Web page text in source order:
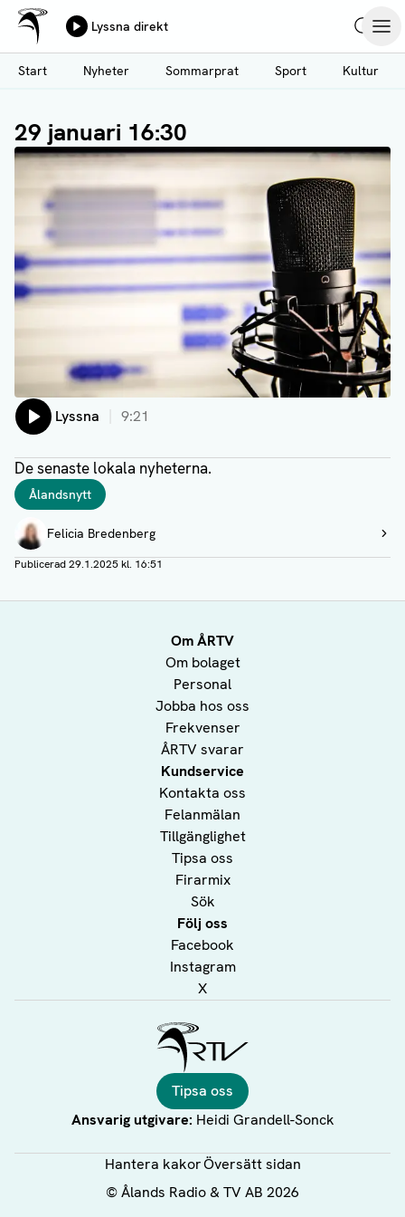
Hoppa
till
huvudinnehåll
Ålands Radio & TV
Lyssna direkt
Start
Nyheter Sommarprat Sport Kultur
29 januari 16:30
Lyssna 9:21
De senaste lokala nyheterna.
Taggar
Ålandsnytt
Författare
Felicia Bredenberg
Visa profil
Publicerad29.1.2025 kl. 16:51
Om ÅRTV
Om bolaget
Personal
Jobba hos oss
Frekvenser
ÅRTV svarar
Kundservice
Kontakta oss
Felanmälan
Tillgänglighet
Tipsa oss
Firarmix
Sök
Följ oss
Facebook
Instagram
X
Tipsa oss
Ansvarig utgivare: Heidi Grandell-Sonck
Hantera kakorÖversätt sidan
©Ålands Radio & TV AB 2026